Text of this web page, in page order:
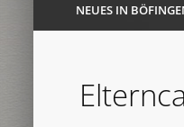
NEUES IN